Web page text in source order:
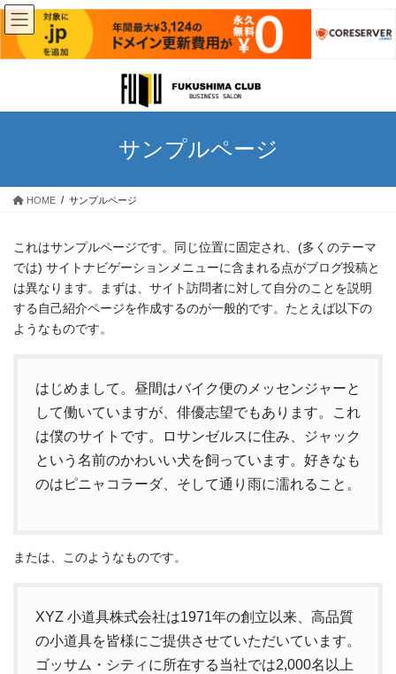
テ
ス
ゲ
ン
サンプルページ
HOME サンプルページ
これはサンプルページです。同じ位置に固定され、(多くのテーマ
では) サイトナビゲーションメニューに含まれる点がブログ投稿と
は異なります。まずは、サイト訪問者に対して自分のことを説明
する自己紹介ページを作成するのが一般的です。たとえば以下の
ようなものです。
はじめまして。昼間はバイク便のメッセンジャーと
して働いていますが、俳優志望でもあります。これ
は僕のサイトです。ロサンゼルスに住み、ジャック
という名前のかわいい犬を飼っています。好きなも
のはピニャコラーダ、そして通り雨に濡れること。
または、このようなものです。
XYZ 小道具株式会社は1971年の創立以来、高品質
の小道具を皆様にご提供させていただいています。
ゴッサム・シティに所在する当社では2,000名以上